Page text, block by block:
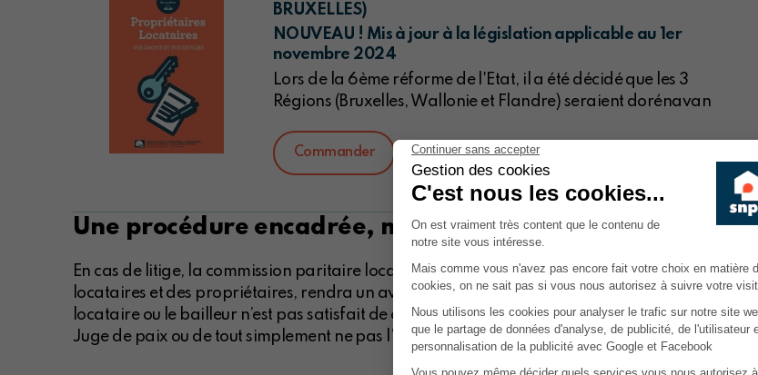
BRUXELLES)
NOUVEAU ! Mis à jour à la législation applicable au 1er
novembre 2024
Lors de la 6ème réforme de l'Etat, il a été décidé que les 3
Régions (Bruxelles, Wallonie et Flandre) seraient dorénavan
Commander
Une procédure encadrée, mais pas figée
En cas de litige, la commission paritaire locative, composée à parité de représentants des
locataires et des propriétaires, rendra un avis. Cet avis n’est pas contraignant. Dès lors, si le
locataire ou le bailleur n’est pas satisfait de cette décision, il lui sera toujours loisible de saisir le
Juge de paix ou de tout simplement ne pas l’appliquer.